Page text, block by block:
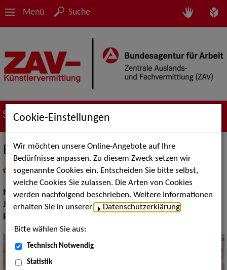
Menü Suche
Suche nach Künstler*innen
Berti Kiolbassa
als PDF speichern
inMeine Merklistelegen
Musik:Jazz, Pop, Rock & Tanzmusik
Jazz:Standards und Swing
Pop Rock Tanzmusik:
Cookie-Einstellungen
Wir möchten unsere Online-Angebote auf Ihre
Bedürfnisse anpassen. Zu diesem Zweck setzen wir
sogenannte Cookies ein. Entscheiden Sie bitte selbst,
welche Cookies Sie zulassen. Die Arten von Cookies
werden nachfolgend beschrieben. Weitere Informationen
erhalten Sie in unserer
Datenschutzerklärung
Bitte wählen Sie aus:
Technisch Notwendig
Statistik